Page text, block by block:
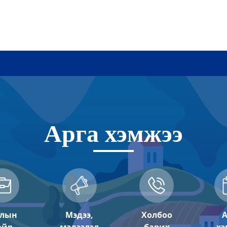
хот байгуулалтын газар
Арга хэмжээ
Мэдээ,
Холбоо